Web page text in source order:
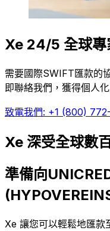
Xe 24/5 全球專
需要國際SWIFT匯款的
即聯絡我們，獲得個人化
致電我們: +1 (800)
Xe 深受全球數
準備向
Xe 讓您可以輕鬆地匯